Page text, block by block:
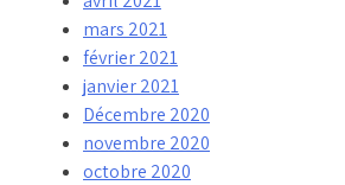
mars 2021
février 2021
janvier 2021
Décembre 2020
novembre 2020
octobre 2020